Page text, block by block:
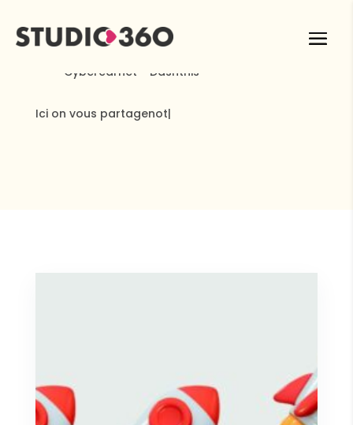
━━ Cybercarnet - Dashthis
Ici on vous partagenotre savoir